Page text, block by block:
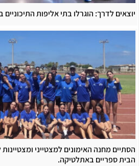
יוצאים לדרך: הוגרלו בתי אליפות
הסתיים מחנה האימונים למצטייני ומצטיינות
הבית ספריים באתלטיקה.